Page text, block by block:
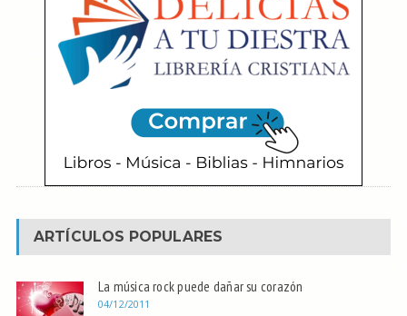
ARTÍCULOS POPULARES
La música rock puede dañar su corazón
04/12/2011